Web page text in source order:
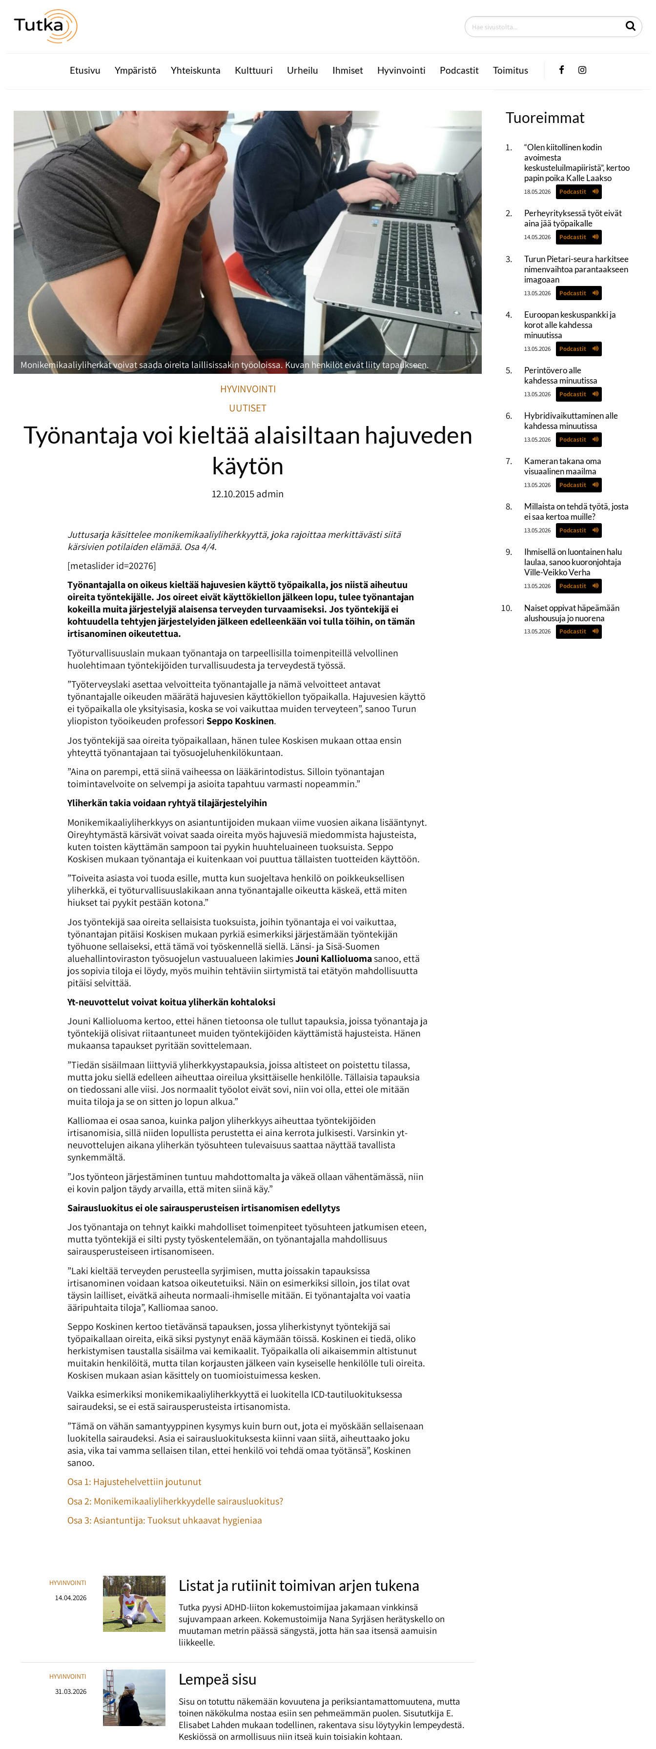
Etusivu Ympäristö Yhteiskunta Kulttuuri Urheilu Ihmiset Hyvinvointi Podcastit Toimitus FacebookInstagram
Monikemikaaliyliherkät voivat saada oireita laillisissakin työoloissa. Kuvan henkilöt eivät liity tapaukseen.
HYVINVOINTI
UUTISET
Työnantaja voi kieltää alaisiltaan hajuveden
käytön
12.10.2015admin
Juttusarja käsittelee monikemikaaliyliherkkyyttä, joka rajoittaa merkittävästi siitä
kärsivien potilaiden elämää. Osa 4/4.
[metaslider id=20276]
Työnantajalla on oikeus kieltää hajuvesien käyttö työpaikalla, jos niistä aiheutuu
oireita työntekijälle. Jos oireet eivät käyttökiellon jälkeen lopu, tulee työnantajan
kokeilla muita järjestelyjä alaisensa terveyden turvaamiseksi. Jos työntekijä ei
kohtuudella tehtyjen järjestelyiden jälkeen edelleenkään voi tulla töihin, on tämän
irtisanominen oikeutettua.
Työturvallisuuslain mukaan työnantaja on tarpeellisilla toimenpiteillä velvollinen
huolehtimaan työntekijöiden turvallisuudesta ja terveydestä työssä.
”Työterveyslaki asettaa velvoitteita työnantajalle ja nämä velvoitteet antavat
työnantajalle oikeuden määrätä hajuvesien käyttökiellon työpaikalla. Hajuvesien käyttö
ei työpaikalla ole yksityisasia, koska se voi vaikuttaa muiden terveyteen”, sanoo Turun
yliopiston työoikeuden professori Seppo Koskinen.
Jos työntekijä saa oireita työpaikallaan, hänen tulee Koskisen mukaan ottaa ensin
yhteyttä työnantajaan tai työsuojeluhenkilökuntaan.
”Aina on parempi, että siinä vaiheessa on lääkärintodistus. Silloin työnantajan
toimintavelvoite on selvempi ja asioita tapahtuu varmasti nopeammin.”
Yliherkän takia voidaan ryhtyä tilajärjestelyihin
Monikemikaaliyliherkkyys on asiantuntijoiden mukaan viime vuosien aikana lisääntynyt.
Oireyhtymästä kärsivät voivat saada oireita myös hajuvesiä miedommista hajusteista,
kuten toisten käyttämän sampoon tai pyykin huuhteluaineen tuoksuista. Seppo
Koskisen mukaan työnantaja ei kuitenkaan voi puuttua tällaisten tuotteiden käyttöön.
”Toiveita asiasta voi tuoda esille, mutta kun suojeltava henkilö on poikkeuksellisen
yliherkkä, ei työturvallisuuslakikaan anna työnantajalle oikeutta käskeä, että miten
hiukset tai pyykit pestään kotona.”
Jos työntekijä saa oireita sellaisista tuoksuista, joihin työnantaja ei voi vaikuttaa,
työnantajan pitäisi Koskisen mukaan pyrkiä esimerkiksi järjestämään työntekijän
työhuone sellaiseksi, että tämä voi työskennellä siellä. Länsi- ja Sisä-Suomen
aluehallintoviraston työsuojelun vastuualueen lakimiesJouni Kallioluomasanoo, että
jos sopivia tiloja ei löydy, myös muihin tehtäviin siirtymistä tai etätyön mahdollisuutta
pitäisi selvittää.
Yt-neuvottelut voivat koitua yliherkän kohtaloksi
Jouni Kallioluoma kertoo, ettei hänen tietoonsa ole tullut tapauksia, joissa työnantaja ja
työntekijä olisivat riitaantuneet muiden työntekijöiden käyttämistä hajusteista. Hänen
mukaansa tapaukset pyritään sovittelemaan.
”Tiedän sisäilmaan liittyviä yliherkkyystapauksia, joissa altisteet on poistettu tilassa,
mutta joku siellä edelleen aiheuttaa oireilua yksittäiselle henkilölle. Tällaisia tapauksia
on tiedossani alle viisi. Jos normaalit työolot eivät sovi, niin voi olla, ettei ole mitään
muita tiloja ja se on sitten jo lopun alkua.”
Kalliomaa ei osaa sanoa, kuinka paljon yliherkkyys aiheuttaa työntekijöiden
irtisanomisia, sillä niiden lopullista perustetta ei aina kerrota julkisesti. Varsinkin yt-
neuvottelujen aikana yliherkän työsuhteen tulevaisuus saattaa näyttää tavallista
synkemmältä.
”Jos työnteon järjestäminen tuntuu mahdottomalta ja väkeä ollaan vähentämässä, niin
ei kovin paljon täydy arvailla, että miten siinä käy.”
Sairausluokitus ei ole sairausperusteisen irtisanomisen edellytys
Jos työnantaja on tehnyt kaikki mahdolliset toimenpiteet työsuhteen jatkumisen eteen,
mutta työntekijä ei silti pysty työskentelemään, on työnantajalla mahdollisuus
sairausperusteiseen irtisanomiseen.
”Laki kieltää terveyden perusteella syrjimisen, mutta joissakin tapauksissa
irtisanominen voidaan katsoa oikeutetuiksi. Näin on esimerkiksi silloin, jos tilat ovat
täysin lailliset, eivätkä aiheuta normaali-ihmiselle mitään. Ei työnantajalta voi vaatia
ääripuhtaita tiloja”, Kalliomaa sanoo.
Seppo Koskinen kertoo tietävänsä tapauksen, jossa yliherkistynyt työntekijä sai
työpaikallaan oireita, eikä siksi pystynyt enää käymään töissä. Koskinen ei tiedä, oliko
herkistymisen taustalla sisäilma vai kemikaalit. Työpaikalla oli aikaisemmin altistunut
muitakin henkilöitä, mutta tilan korjausten jälkeen vain kyseiselle henkilölle tuli oireita.
Koskisen mukaan asian käsittely on tuomioistuimessa kesken.
Vaikka esimerkiksi monikemikaaliyliherkkyyttä ei luokitella ICD-tautiluokituksessa
sairaudeksi, se ei estä sairausperusteista irtisanomista.
”Tämä on vähän samantyyppinen kysymys kuin burn out, jota ei myöskään sellaisenaan
luokitella sairaudeksi. Asia ei sairausluokituksesta kiinni vaan siitä, aiheuttaako joku
asia, vika tai vamma sellaisen tilan, ettei henkilö voi tehdä omaa työtänsä”, Koskinen
sanoo.
Osa 1: Hajustehelvettiin joutunut
Osa 2: Monikemikaaliyliherkkyydelle sairausluokitus?
Osa 3: Asiantuntija: Tuoksut uhkaavat hygieniaa
HYVINVOINTI
14.04.2026
Listat ja rutiinit toimivan arjen tukena
Tutka pyysi ADHD-liiton kokemustoimijaa jakamaan vinkkinsä
sujuvampaan arkeen. Kokemustoimija Nana Syrjäsen herätyskello on
muutaman metrin päässä sängystä, jotta hän saa itsensä aamuisin
liikkeelle.
HYVINVOINTI
31.03.2026
Lempeä sisu
Sisu on totuttu näkemään kovuutena ja periksiantamattomuutena, mutta
toinen näkökulma nostaa esiin sen pehmeämmän puolen. Sisututkija E.
Elisabet Lahden mukaan todellinen, rakentava sisu löytyykin lempeydestä.
Keskiössä on armollisuus niin itseä kuin toisiakin kohtaan.
Tuoreimmat
“Olen kiitollinen kodin
avoimesta
keskusteluilmapiiristä”, kertoo
papin poika Kalle Laakso
18.05.2026 Podcastit
Perheyrityksessä työt eivät
aina jää työpaikalle
14.05.2026 Podcastit
Turun Pietari-seura harkitsee
nimenvaihtoa parantaakseen
imagoaan
13.05.2026 Podcastit
Euroopan keskuspankki ja
korot alle kahdessa
minuutissa
13.05.2026 Podcastit
Perintövero alle
kahdessa minuutissa
13.05.2026 Podcastit
Hybridivaikuttaminen alle
kahdessa minuutissa
13.05.2026 Podcastit
Kameran takana oma
visuaalinen maailma
13.05.2026 Podcastit
Millaista on tehdä työtä, josta
ei saa kertoa muille?
13.05.2026 Podcastit
Ihmisellä on luontainen halu
laulaa, sanoo kuoronjohtaja
Ville-Veikko Verha
13.05.2026 Podcastit
Naiset oppivat häpeämään
alushousuja jo nuorena
13.05.2026 Podcastit